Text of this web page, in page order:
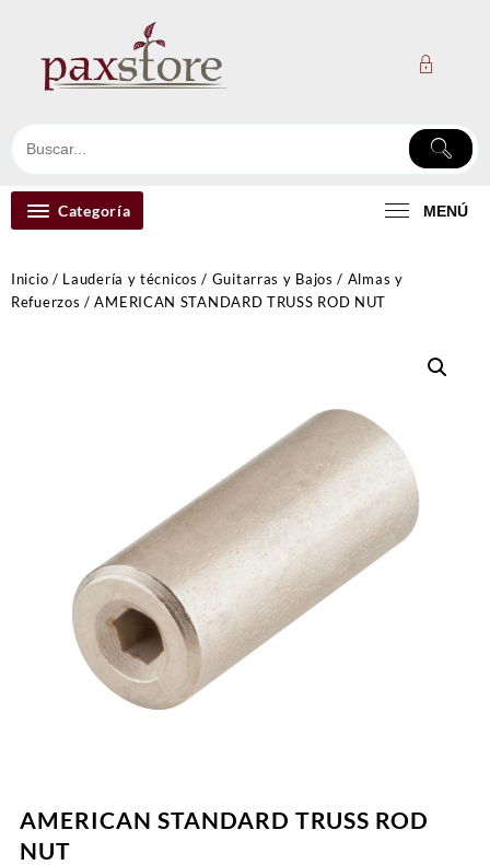
contenido
Categoría MENÚ
Inicio / Laudería y técnicos / Guitarras y Bajos / Almas y
Refuerzos / AMERICAN STANDARD TRUSS ROD NUT
AMERICAN STANDARD TRUSS ROD
NUT